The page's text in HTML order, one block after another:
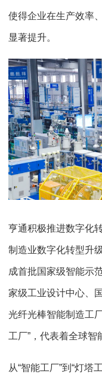
使得企业在生产效率
显著提升。
亨通积极推进数字化
制造业数字化转型升
成首批国家级智能示
家级工业设计中心、
光纤光棒智能制造工
工厂”，代表着全球智
从“智能工厂”到“灯塔